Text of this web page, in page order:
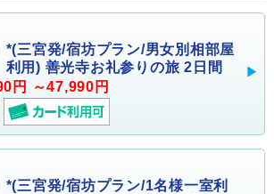
*(三宮発/宿坊プラン/男女別相部屋
利用) 善光寺お礼参りの旅 2日間
円 ～47,990円
*(三宮発/宿坊プラン/1名様一室利